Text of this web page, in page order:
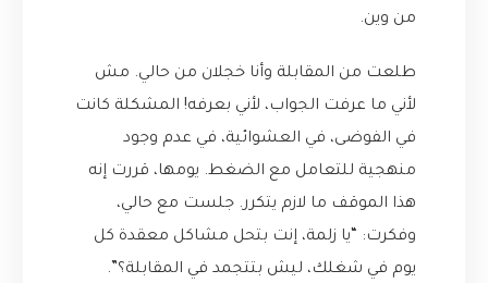
من وين.
طلعت من المقابلة وأنا خجلان من حالي. مش
لأني ما عرفت الجواب، لأني بعرفه! المشكلة كانت
في الفوضى، في العشوائية، في عدم وجود
منهجية للتعامل مع الضغط. يومها، قررت إنه
هذا الموقف ما لازم يتكرر. جلست مع حالي،
وفكرت: “يا زلمة، إنت بتحل مشاكل معقدة كل
يوم في شغلك، ليش بتتجمد في المقابلة؟”.